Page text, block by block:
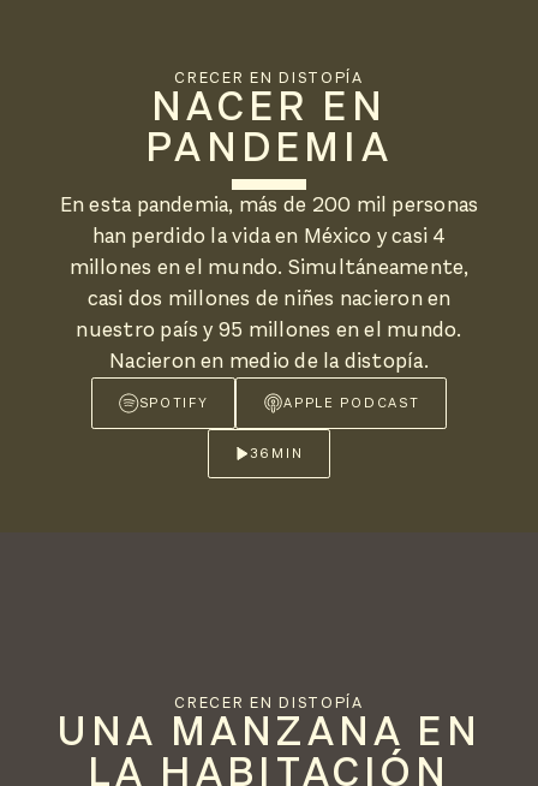
CRECER EN DISTOPÍA
NACER EN
PANDEMIA
En esta pandemia, más de 200 mil personas
han perdido la vida en México y casi 4
millones en el mundo. Simultáneamente,
casi dos millones de niñes nacieron en
nuestro país y 95 millones en el mundo.
Nacieron en medio de la distopía.
SPOTIFY APPLE PODCAST
36 MIN
CRECER EN DISTOPÍA
UNA MANZANA EN
LA HABITACIÓN